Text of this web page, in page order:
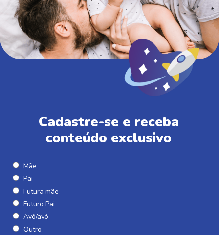
Cadastre-se e receba
conteúdo exclusivo
Mãe
Pai
Futura mãe
Futuro Pai
Avô/avó
Outro